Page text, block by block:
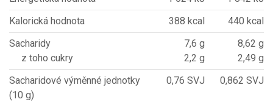
Kalorická hodnota
388 kcal
440 kcal
Sacharidy
z toho cukry
7,6 g
2,2 g
8,62 g
2,49 g
Sacharidové výměnné jednotky
(10 g)
0,76 SVJ 0,862 SVJ